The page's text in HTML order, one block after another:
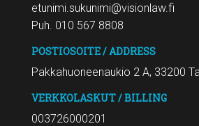
etunimi.sukunimi@visionlaw.fi
Puh. 010 567 8808
POSTIOSOITE / ADDRESS
Pakkahuoneenaukio 2 A, 33200
VERKKOLASKUT / BILLING
003726000201